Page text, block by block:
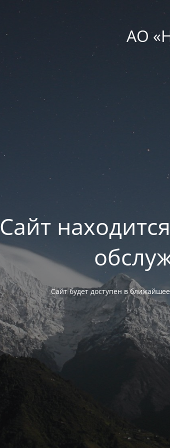
АО
Сайт
Сайт будет доступен в